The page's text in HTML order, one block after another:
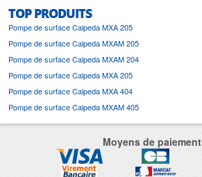
TOP PRODUITS
Pompe de surface Calpeda MXA 205
Pompe de surface Calpeda MXAM 205
Pompe de surface Calpeda MXAM 204
Pompe de surface Calpeda MXA 205
Pompe de surface Calpeda MXA 404
Pompe de surface Calpeda MXAM 405
Moyens de paiement